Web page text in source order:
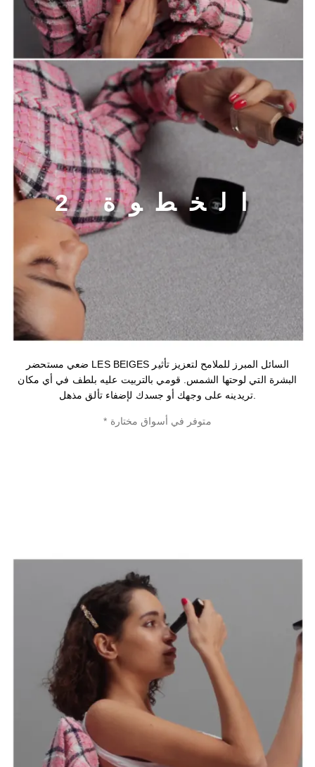
الخطوة 2
ا لخطوة 2
ضعي مستحضر LES BEIGES السائل المبرز للملامح لتعزيز تأثير
البشرة التي لوحتها الشمس. قومي بالتربيت عليه بلطف في أي مكان
* متوفر في أسواق مختارة